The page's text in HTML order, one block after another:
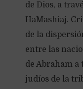
de Dios, a
HaMashiaj.
de la
entre las
de Abraham a
judíos de la